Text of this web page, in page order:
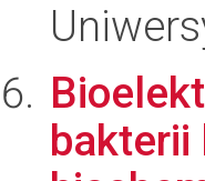
bakterii